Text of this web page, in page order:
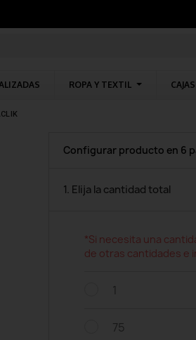
ROPA Y TEXTIL
Configurar producto en 6
1. Elija la cantidad total
*Si necesita una
de otras cantidades e
1
75